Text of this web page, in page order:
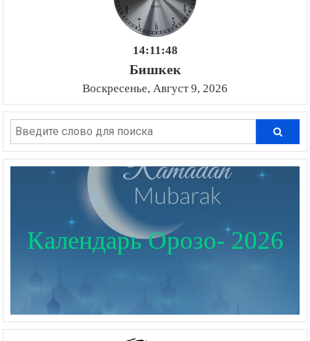
14:11:49
Бишкек
Воскресенье, Август 9, 2026
Календарь Орозо- 2026